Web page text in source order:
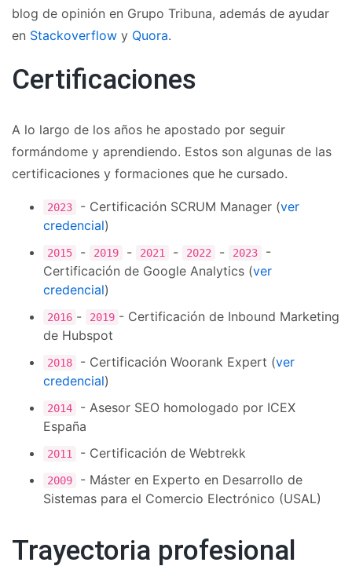
blog de opinión en Grupo Tribuna, además de ayudar
en Stackoverflow y Quora.
Certificaciones
A lo largo de los años he apostado por seguir
formándome y aprendiendo. Estos son algunas de las
certificaciones y formaciones que he cursado.
2023 - Certificación SCRUM Manager (ver
credencial)
2015 - 2019 - 2021 - 2022 - 2023
-
Certificación de Google Analytics (ver
credencial)
2016 - 2019 - Certificación de Inbound Marketing
de Hubspot
2018 - Certificación Woorank Expert (ver
credencial)
2014
- Asesor SEO homologado por ICEX
España
2011 - Certificación de Webtrekk
2009
- Máster en Experto en Desarrollo de
Sistemas para el Comercio Electrónico (USAL)
Trayectoria profesional